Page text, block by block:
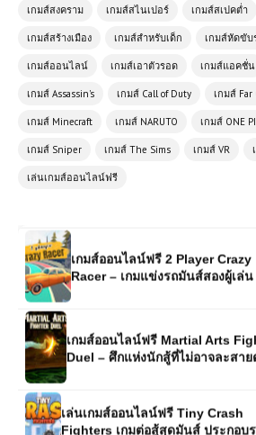
เกมส์สงคราม เกมส์สไนเปอร์ เกมส์สเปคต่ำ
เกมส์สร้างเมือง เกมส์สำหรับเด็ก เกมส์หัดขับ
เกมส์ออนไลน์ เกมส์เอาตัวรอด เกมส์แอคชั่น
เกมส์ Assassin's เกมส์ Call of Duty เกมส์ Far
เกมส์ Minecraft เกมส์ NARUTO เกมส์ ONE
เกมส์ Sniper เกมส์ The Sims เกมส์ VR
เล่นเกมส์ออนไลน์ฟรี
เกมส์ออนไลน์ฟรี Crazy Moto
ในโลกออนไลน์
เกมส์ออนไลน์ฟรี Highway Cars
ประสบการณ์ความตื่นเต้นบนเส้นทา
เกมส์ออนไลน์ฟรี 2 Player Crazy
Racer – เกมแข่งรถมันส์สองผู้เล่น
เกมส์ออนไลน์ฟรี Martial Arts
Duel – ศึกแห่งนักสู้ที่ไม่อาจละสาย
เล่นเกมส์ออนไลน์ฟรี Tiny Crash
Fighters เกมต่อสู้สุดมันส์ ประกอบ